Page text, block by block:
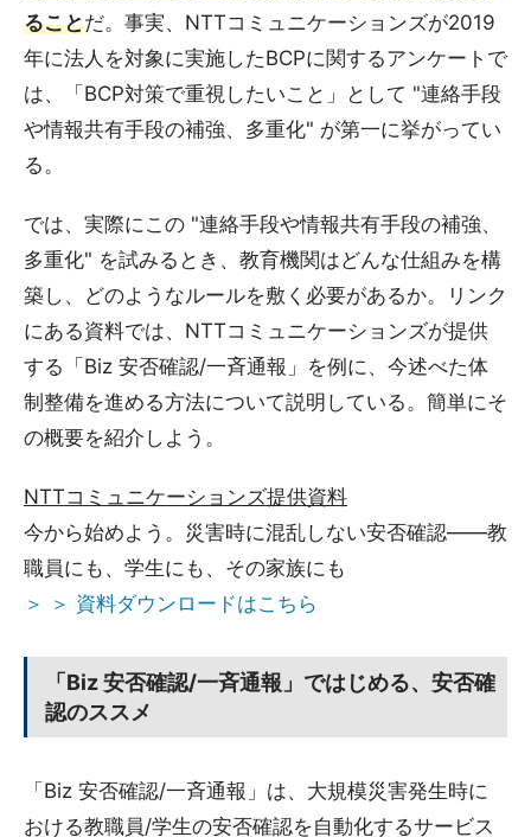
ることだ。事実、NTTコミュニケーションズが2019
年に法人を対象に実施したBCPに関するアンケートで
は、「BCP対策で重視したいこと」として "連絡手段
や情報共有手段の補強、多重化" が第一に挙がってい
る。
では、実際にこの "連絡手段や情報共有手段の補強、
多重化" を試みるとき、教育機関はどんな仕組みを構
築し、どのようなルールを敷く必要があるか。リンク
にある資料では、NTTコミュニケーションズが提供
する「Biz 安否確認/一斉通報」を例に、今述べた体
制整備を進める方法について説明している。簡単にそ
の概要を紹介しよう。
NTTコミュニケーションズ提供資料
今から始めよう。災害時に混乱しない安否確認――教
職員にも、学生にも、その家族にも
＞ ＞ 資料ダウンロードはこちら
「Biz 安否確認/一斉通報」ではじめる、安否確
認のススメ
「Biz 安否確認/一斉通報」は、大規模災害発生時に
おける教職員/学生の安否確認を自動化するサービス